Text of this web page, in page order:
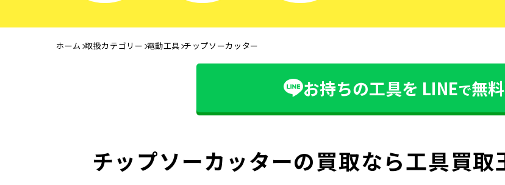
ホーム 取扱カテゴリー 電動工具 チップソーカッター
お持ちの工具を LINEで無
チップソーカッターの買取なら工具買取